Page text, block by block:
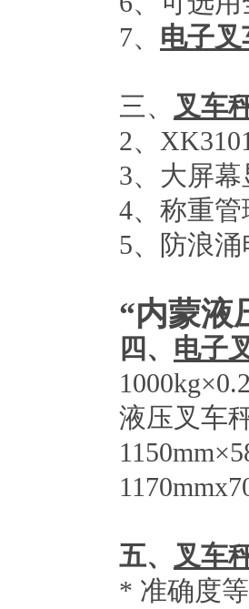
7、 电子
三、 叉车
2、
3、大屏
4、称重
5、防浪
“内蒙液
四、 电子
液压叉车
五、 叉车
* 准确度